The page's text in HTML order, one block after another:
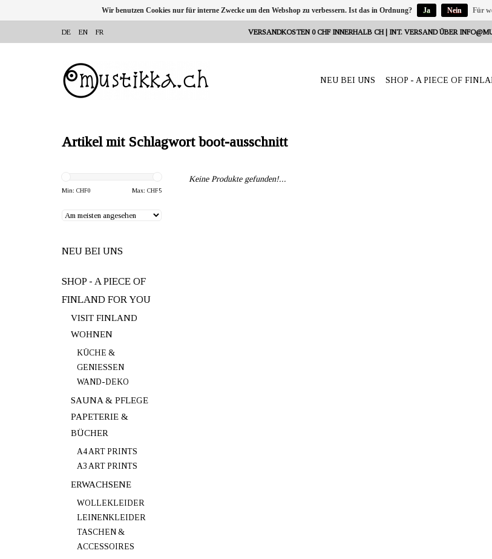
DE EN FR VERSANDKOSTEN 0 CHF INNERHALB CH | INT. VERSAND ÜBER
NEU BEI UNS SHOP - A PIECE OF
Artikel mit Schlagwort boot-ausschnitt
Min: CHF0 Max: CHF5
NEU BEI UNS
SHOP - A PIECE OF
FINLAND FOR YOU
VISIT FINLAND
WOHNEN
KÜCHE &
GENIESSEN
WAND-DEKO
SAUNA & PFLEGE
PAPETERIE &
BÜCHER
A4 ART PRINTS
A3 ART PRINTS
ERWACHSENE
WOLLEKLEIDER
LEINENKLEIDER
TASCHEN &
ACCESSOIRES
Keine Produkte gefunden!...
Wir benutzen Cookies nur für interne Zwecke um den Webshop zu verbessern. Ist das in Ordnung? Ja Nein Für